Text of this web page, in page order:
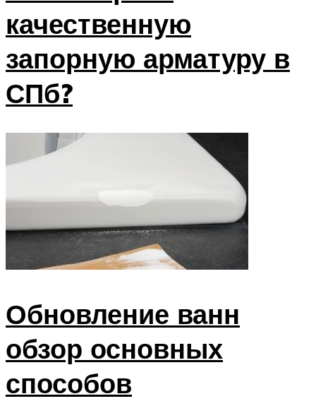
качественную
запорную арматуру в
СПб?
Обновление ванн
обзор основных
способов